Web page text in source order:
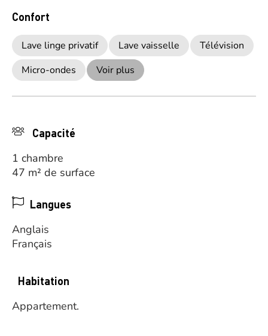
Confort
Lave linge privatif Lave vaisselle
Télévision
Micro-ondes
Voir plus
Capacité
1 chambre
47 m² de surface
Langues
Anglais
Français
Habitation
Appartement.